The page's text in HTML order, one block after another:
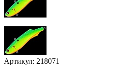
Артикул: 218071